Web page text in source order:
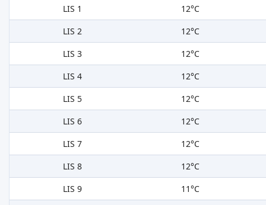
LIS 1
12°C
LIS 2
12°C
LIS 3
12°C
LIS 4
12°C
LIS 5
12°C
LIS 6
12°C
LIS 7
12°C
LIS 8
12°C
LIS 9
11°C